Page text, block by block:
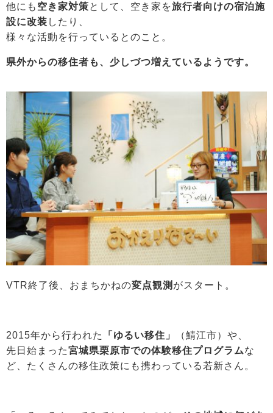
他にも 空き家対策として、空き家を旅行者向けの宿泊施
設に改装 したり、
様々な活動を行っているとのこと。
県外からの移住者も、少しづつ増えているようです。
VTR終了後、おまちかねの変点観測 がスタート。
2015年から行われた 「ゆるい移住」
（鯖江市）や、
先日始まった宮城県栗原市での体験移住プログラムな
ど、たくさんの移住政策にも携わっている若新さん。